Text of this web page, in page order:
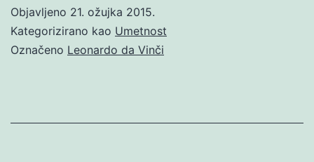
Objavljeno 21. ožujka 2015.
Kategorizirano kao Umetnost
Označeno Leonardo da Vinči